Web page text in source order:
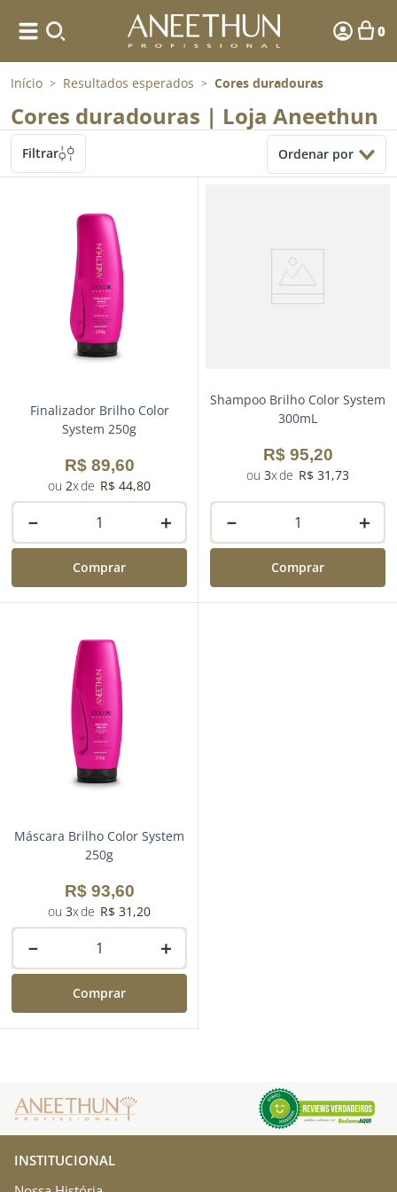
0
Início > Resultados esperados > Cores duradouras
Cores duradouras | Loja Aneethun
Filtrar Ordenar por
Finalizador Brilho Color
System 250g
R$ 89,60
2 R$ 44,80
＋
－
Comprar
Shampoo Brilho Color System
300mL
R$ 95,20
3 R$ 31 ,73
＋
－
Comprar
Máscara Brilho Color System
250g
R$ 93,60
3 R$ 31 ,20
＋
－
Comprar
INSTITUCIONAL